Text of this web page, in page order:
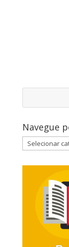
Navegue